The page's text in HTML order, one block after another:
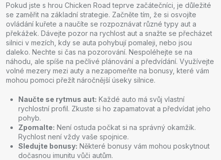
Pokud jste s hrou Chicken Road teprve začátečníci, je důležité
se zaměřit na základní strategie. Začněte tím, že si osvojíte
ovládání kuřete a naučíte se rozpoznávat různé typy aut a
překážek. Dávejte pozor na rychlost aut a snažte se přecházet
silnici v mezích, kdy se auta pohybují pomaleji, nebo jsou
daleko. Nechte si čas na pozorování. Nespoléhejte se na
náhodu, ale spíše na pečlivé plánování a předvídání. Využívejte
volné mezery mezi auty a nezapomeňte na bonusy, které vám
mohou pomoci přežít náročnější úseky silnice.
Naučte se rytmus aut: Každé auto má svůj vlastní
rychlostní profil. Zkuste si ho zapamatovat a předvídat jeho
pohyb.
Zpomalte: Není ostuda počkat si na správný okamžik.
Rychlost není vždy vaše spojnice.
Sledujte bonusy: Některé bonusy vám mohou poskytnout
dočasnou imunitu vůči autům.